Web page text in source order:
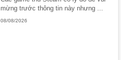
mừng trước thông tin này nhưng ...
08/08/2026